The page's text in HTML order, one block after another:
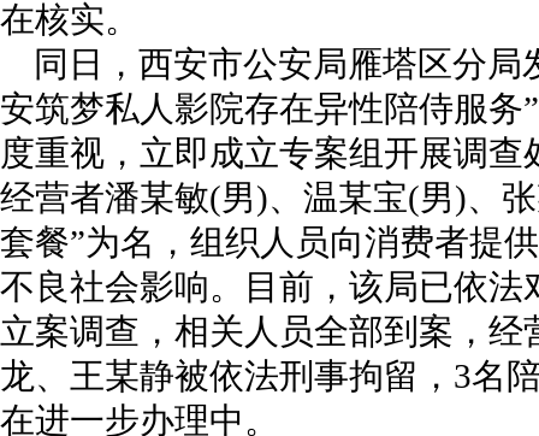
在核实。
同日，西安市公安局雁塔区分
安筑梦私人影院存在异性陪侍服
度重视，立即成立专案组开展调
经营者潘某敏(男)、温某宝(男)、
套餐”为名，组织人员向消费者提
不良社会影响。目前，该局已依
立案调查，相关人员全部到案，
龙、王某静被依法刑事拘留，3名
在进一步办理中。